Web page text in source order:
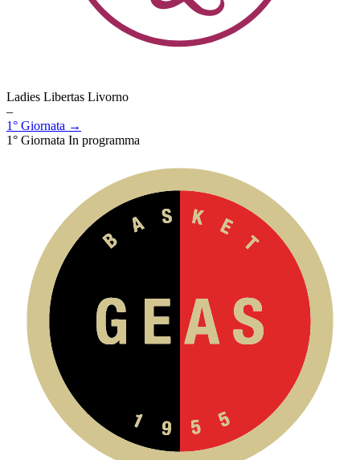
Ladies Libertas Livorno
–
1° Giornata →
1° Giornata In programma